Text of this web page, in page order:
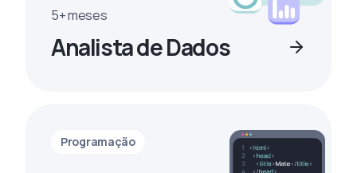
5+ meses
Analista de Dados
Programação